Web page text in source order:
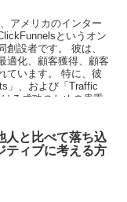
アメリカのインター
というオン
設者です。 彼は、
適化、顧客獲得、顧客
ています。 特に、彼
」、および「Traffic
る成功のための貴重
人と比べて落ち込
ティブに考える方